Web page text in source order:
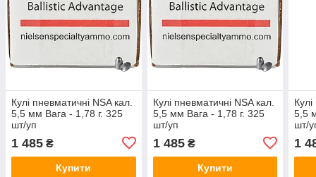
Кулі пневматичні NSA кал.
5,5 мм Вага - 1,78 г. 325
шт/уп
1 485 ₴
Купити
Кулі пневматичні NSA кал.
5,5 мм Вага - 1,78 г. 325
шт/уп
1 485₴
Купити
5,5
шт/
1